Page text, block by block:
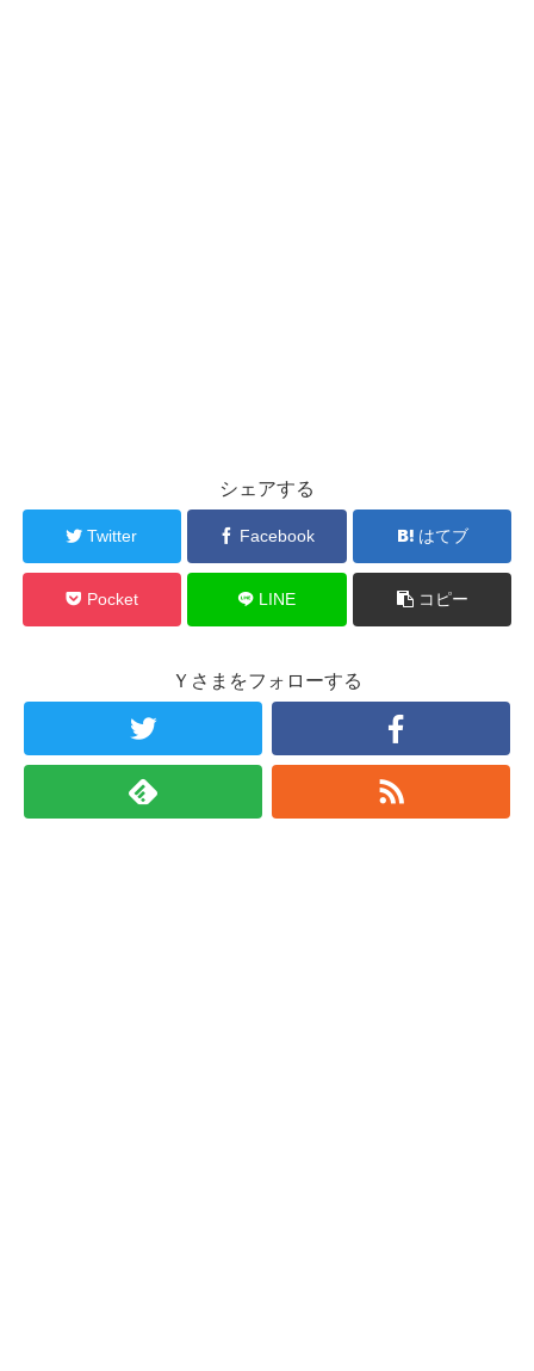
シェアする
Twitter Facebook はてブ
Pocket LINE コピー
Ｙさまをフォローする